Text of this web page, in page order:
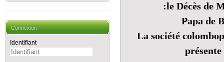
Connexion
Identifiant
:le Décès de
Papa de
La société